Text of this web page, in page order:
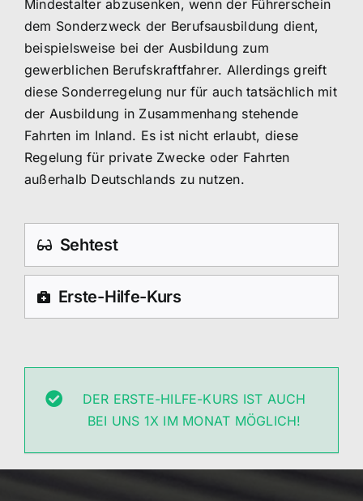
Mindestalter abzusenken, wenn der Führerschein
dem Sonderzweck der Berufsausbildung dient,
beispielsweise bei der Ausbildung zum
gewerblichen Berufskraftfahrer. Allerdings greift
diese Sonderregelung nur für auch tatsächlich mit
der Ausbildung in Zusammenhang stehende
Fahrten im Inland. Es ist nicht erlaubt, diese
Regelung für private Zwecke oder Fahrten
außerhalb Deutschlands zu nutzen.
Sehtest
Erste-Hilfe-Kurs
DER ERSTE-HILFE-KURS IST AUCH
BEI UNS 1X IM MONAT MÖGLICH!